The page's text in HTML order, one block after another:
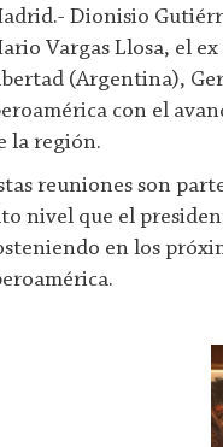
Dionisio
Vargas Llosa, el
(Argentina),
con el
la región.
reuniones son
nivel que el
en los